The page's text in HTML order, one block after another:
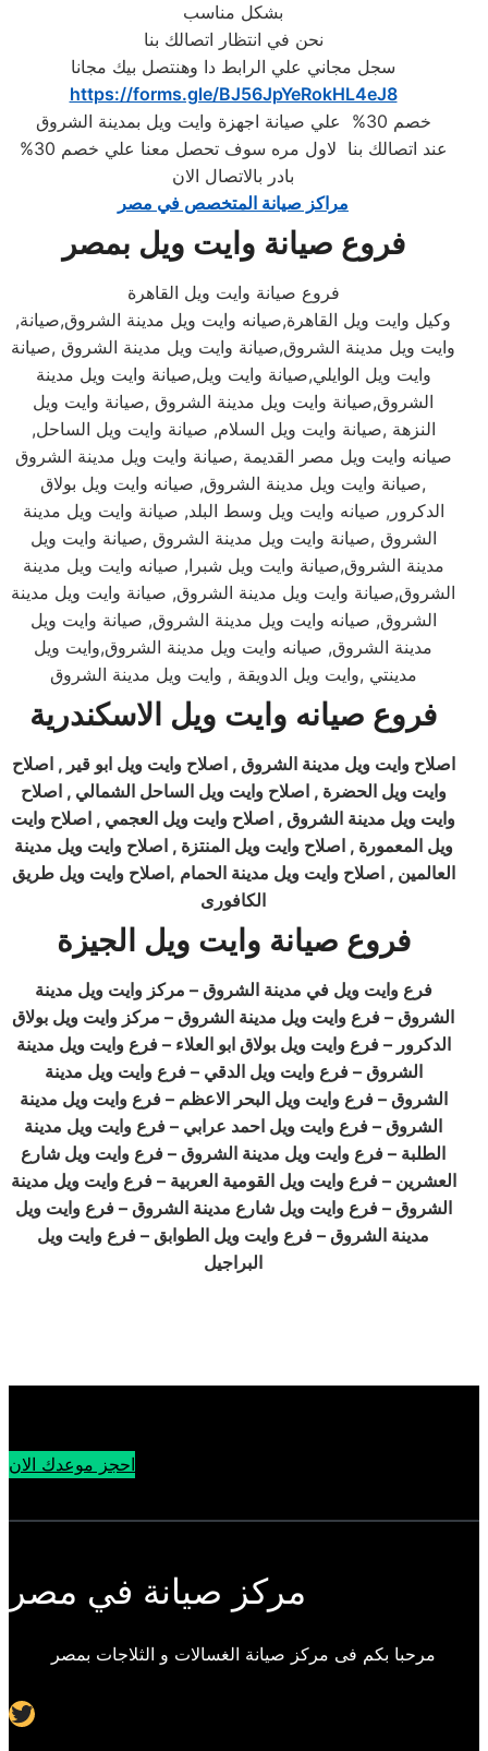
بشكل مناسب
نحن في انتظار اتصالك بنا
سجل مجاني علي الرابط دا وهنتصل بيك مجانا
https://forms.gle/BJ56JpYeRokHL4eJ8
خصم 30% علي صيانة اجهزة وايت ويل بمدينة الشروق
عند اتصالك بنا لاول مره سوف تحصل معنا علي خصم 30%
بادر بالاتصال الان
مراكز صيانة المتخصص في مصر
فروع صيانة وايت ويل بمصر
فروع صيانة وايت ويل القاهرة
,وكيل وايت ويل القاهرة,صيانه وايت ويل مدينة الشروق,صيانة
وايت ويل مدينة الشروق,صيانة وايت ويل مدينة الشروق ,صيانة
وايت ويل الوايلي,صيانة وايت ويل,صيانة وايت ويل مدينة
الشروق,صيانة وايت ويل مدينة الشروق ,صيانة وايت ويل
النزهة ,صيانة وايت ويل السلام, صيانة وايت ويل الساحل,
صيانه وايت ويل مصر القديمة ,صيانة وايت ويل مدينة الشروق
,صيانة وايت ويل مدينة الشروق, صيانه وايت ويل بولاق
الدكرور, صيانه وايت ويل وسط البلد, صيانة وايت ويل مدينة
الشروق ,صيانة وايت ويل مدينة الشروق ,صيانة وايت ويل
مدينة الشروق,صيانة وايت ويل شبرا, صيانه وايت ويل مدينة
الشروق,صيانة وايت ويل مدينة الشروق, صيانة وايت ويل مدينة
الشروق, صيانه وايت ويل مدينة الشروق, صيانة وايت ويل
مدينة الشروق, صيانه وايت ويل مدينة الشروق,وايت ويل
مدينتي ,وايت ويل الدويقة , وايت ويل مدينة الشروق
فروع صيانه وايت ويل الاسكندرية
اصلاح وايت ويل مدينة الشروق , اصلاح وايت ويل ابو قير , اصلاح
وايت ويل الحضرة , اصلاح وايت ويل الساحل الشمالي , اصلاح
وايت ويل مدينة الشروق , اصلاح وايت ويل العجمي , اصلاح وايت
ويل المعمورة , اصلاح وايت ويل المنتزة , اصلاح وايت ويل مدينة
العالمين , اصلاح وايت ويل مدينة الحمام ,اصلاح وايت ويل طريق
الكافورى
فروع صيانة وايت ويل الجيزة
فرع وايت ويل في مدينة الشروق – مركز وايت ويل مدينة
الشروق – فرع وايت ويل مدينة الشروق – مركز وايت ويل بولاق
الدكرور – فرع وايت ويل بولاق ابو العلاء – فرع وايت ويل مدينة
الشروق – فرع وايت ويل الدقي – فرع وايت ويل مدينة
الشروق – فرع وايت ويل البحر الاعظم – فرع وايت ويل مدينة
الشروق – فرع وايت ويل احمد عرابي – فرع وايت ويل مدينة
الطلبة – فرع وايت ويل مدينة الشروق – فرع وايت ويل شارع
العشرين – فرع وايت ويل القومية العربية – فرع وايت ويل مدينة
الشروق – فرع وايت ويل شارع مدينة الشروق – فرع وايت ويل
مدينة الشروق – فرع وايت ويل الطوابق – فرع وايت ويل
البراجيل
احجز موعدك الان
مركز صيانة في مصر
مرحبا بكم فى مركز صيانة الغسالات و الثلاجات بمصر
Twitter